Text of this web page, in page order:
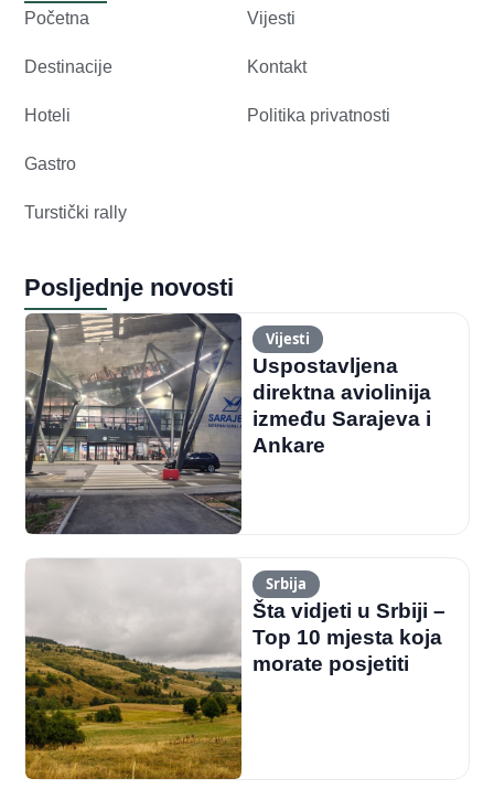
Početna
Destinacije
Hoteli
Gastro
Turstički rally
Vijesti
Kontakt
Politika privatnosti
Posljednje novosti
Vijesti
Uspostavljena
direktna aviolinija
između Sarajeva i
Ankare
Srbija
Šta vidjeti u Srbiji –
Top 10 mjesta koja
morate posjetiti